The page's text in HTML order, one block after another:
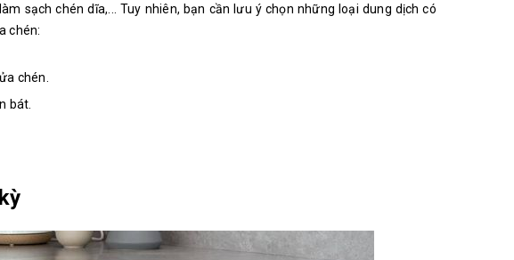
sạch chén dĩa,... Tuy nhiên, bạn cần lưu ý chọn những loại dung dịch có
chén:
chén.
bát.